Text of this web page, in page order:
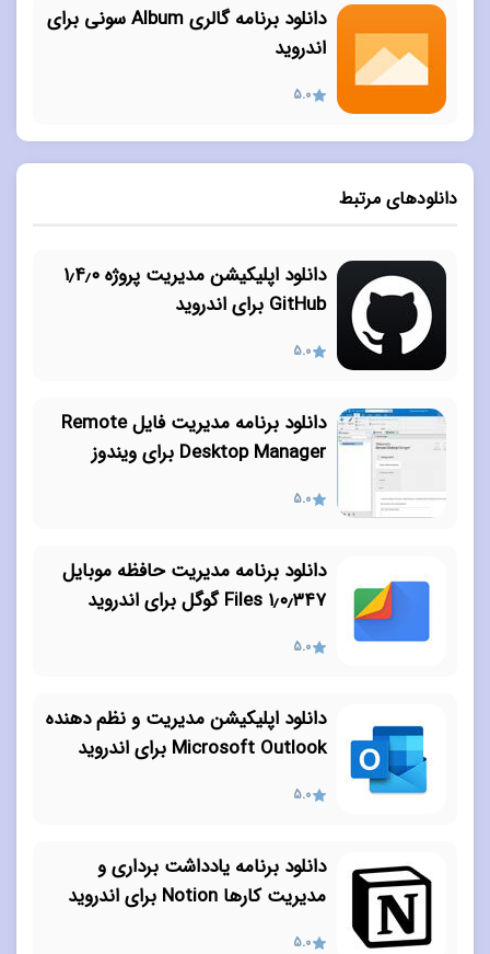
دانلودهای مرتبط
دانلود اپلیکیشن مدیریت پروژه ۱٫۴٫۰
GitHub برای اندروید
5.0
دانلود برنامه مدیریت فایل Remote
Desktop Manager برای ویندوز
5.0
دانلود برنامه مدیریت حافظه موبایل
۱٫۰٫۳۴۷ Files گوگل برای اندروید
5.0
دانلود اپلیکیشن مدیریت و نظم دهنده
Microsoft Outlook برای اندروید
5.0
دانلود برنامه یادداشت برداری و
مدیریت کارها Notion برای اندروید
5.0
دانلود برنامه گالری Album سونی برای
اندروید
5.0